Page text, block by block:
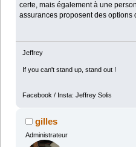
certe, mais également à une
assurances proposent des
Jeffrey
If you can't stand up, stand out !
Facebook / Insta: Jeffrey Solis
gilles
Administrateur